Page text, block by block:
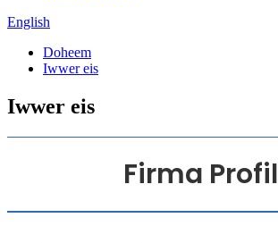
English
Doheem
Iwwer eis
Iwwer eis
Firma Profil